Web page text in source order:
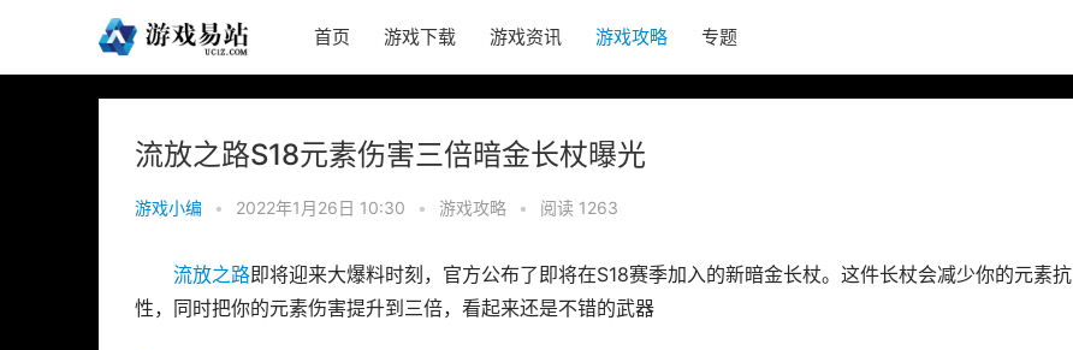
首页 游戏下载 游戏资讯 游戏攻略 专题
流放之路S18元素伤害三倍暗金长杖曝光
游戏小编 • 2022年1月26日 10:30 • 游戏攻略 • 阅读 1263
流放之路即将迎来大爆料时刻，官方公布了即将在S18赛季加入的新暗金长杖。这件长杖会减少你的元素抗
性，同时把你的元素伤害提升到三倍，看起来还是不错的武器